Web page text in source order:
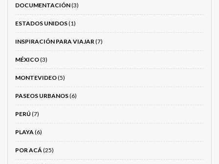
DOCUMENTACIÓN(3)
ESTADOS UNIDOS(1)
INSPIRACIÓN PARA VIAJAR(7)
MÉXICO(3)
MONTEVIDEO(5)
PASEOS URBANOS(6)
PERÚ (7)
PLAYA(6)
POR ACÁ(25)